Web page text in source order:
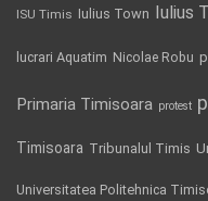
ISU Timis Iulius Town Iulius
lucrari Aquatim Nicolae Robu
Primaria Timisoara protest
Timisoara Tribunalul Timis
Universitatea Politehnica